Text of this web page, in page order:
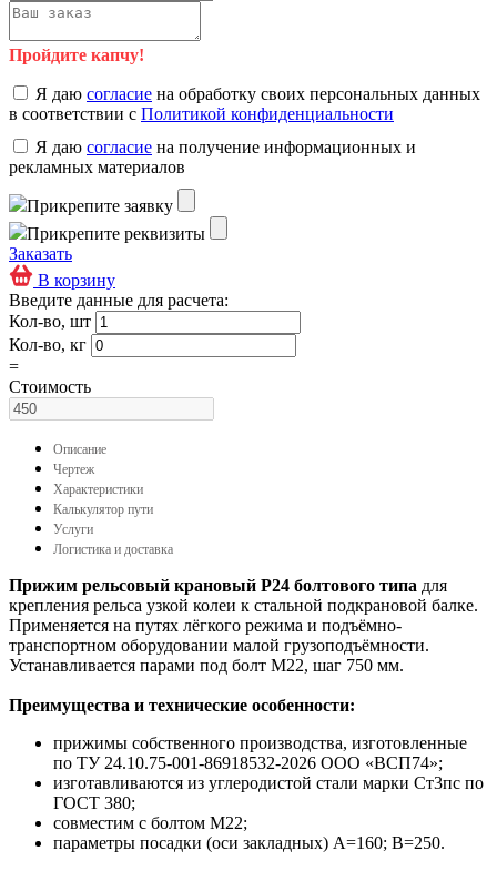
Пройдите капчу!
Я даю согласие на обработку своих персональных данных
в соответствии с Политикой конфиденциальности
Я даю согласие на получение информационных и
рекламных материалов
Прикрепите заявку
Прикрепите реквизиты
Заказать
В корзину
Введите данные для расчета:
Кол-во, шт
Кол-во, кг
=
Стоимость
Описание
Чертеж
Характеристики
Калькулятор пути
Услуги
Логистика и доставка
Прижим рельсовый крановый Р24 болтового типа для
крепления рельса узкой колеи к стальной подкрановой балке.
Применяется на путях лёгкого режима и подъёмно-
транспортном оборудовании малой грузоподъёмности.
Устанавливается парами под болт М22, шаг 750 мм.
Преимущества и технические особенности:
прижимы собственного производства, изготовленные
по ТУ 24.10.75-001-86918532-2026 ООО «ВСП74»;
изготавливаются из углеродистой стали марки Ст3пс по
ГОСТ 380;
совместим с болтом М22;
параметры посадки (оси закладных) А=160; В=250.